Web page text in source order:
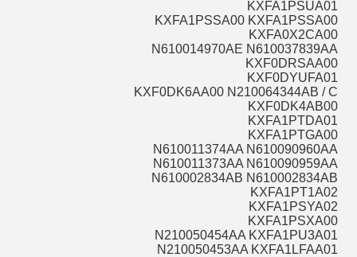
KXFA1PSUA01
KXFA1PSSA00 KXFA1PSSA00
KXFA0X2CA00
N610014970AE N610037839AA
KXF0DRSAA00
KXF0DYUFA01
KXF0DK6AA00 N210064344AB / C
KXF0DK4AB00
KXFA1PTDA01
KXFA1PTGA00
N610011374AA N610090960AA
N610011373AA N610090959AA
N610002834AB N610002834AB
KXFA1PT1A02
KXFA1PSYA02
KXFA1PSXA00
N210050454AA KXFA1PU3A01
N210050453AA KXFA1LFAA01